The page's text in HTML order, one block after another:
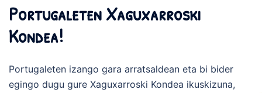
Portugaleten Xaguxarroski
Kondea!
Portugaleten izango gara arratsaldean eta bi bider
egingo dugu gure Xaguxarroski Kondea ikuskizuna,